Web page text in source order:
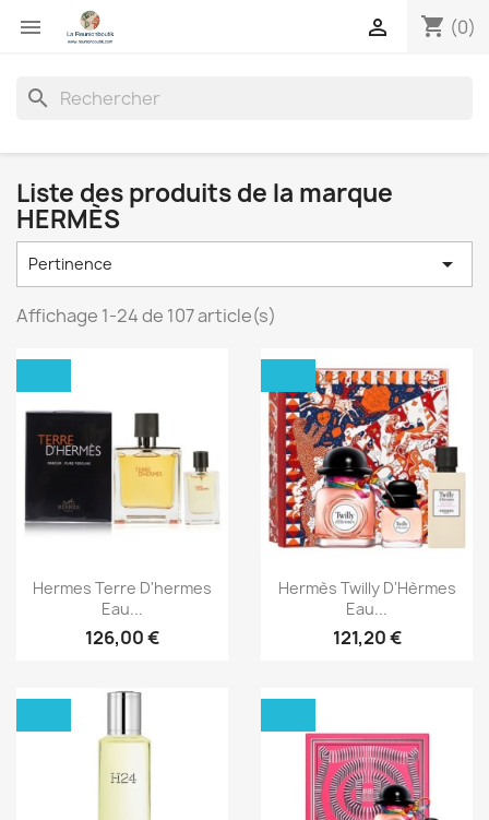
 shopping_cart (0)

search
Liste des produits de la marque
HERMÈS
Pertinence 
Affichage 1-24 de 107 article(s)
Aperçu rapide
Hermes Terre D'hermes
Eau...
126,00 €
Aperçu rapide
Hermès Twilly D'Hèrmes
Eau...
121,20 €